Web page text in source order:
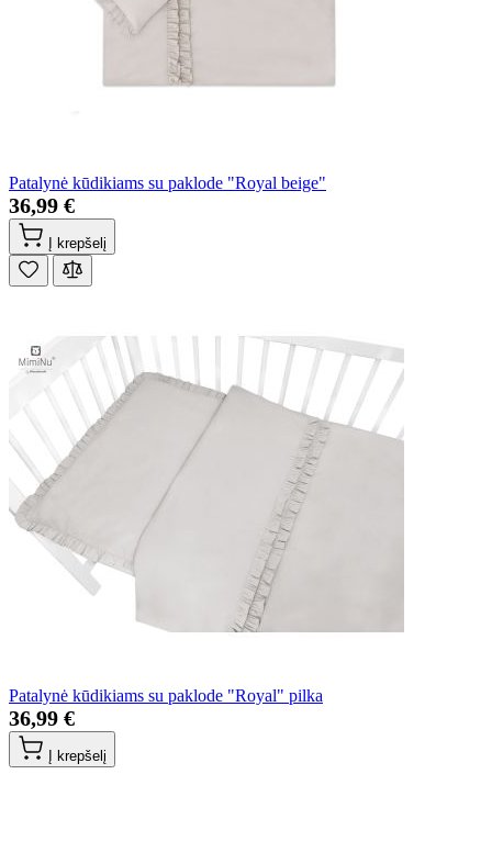
Patalynė kūdikiams su paklode "Royal beige"
36,99 €
Į krepšelį
Patalynė kūdikiams su paklode "Royal" pilka
36,99 €
Į krepšelį